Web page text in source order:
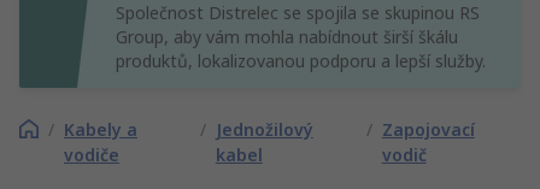
Společnost Distrelec se spojila se skupinou RS
Group, aby vám mohla nabídnout širší škálu
produktů, lokalizovanou podporu a lepší služby.
/ Kabely a
vodiče
/ Jednožilový
kabel
/ Zapojovací
vodič